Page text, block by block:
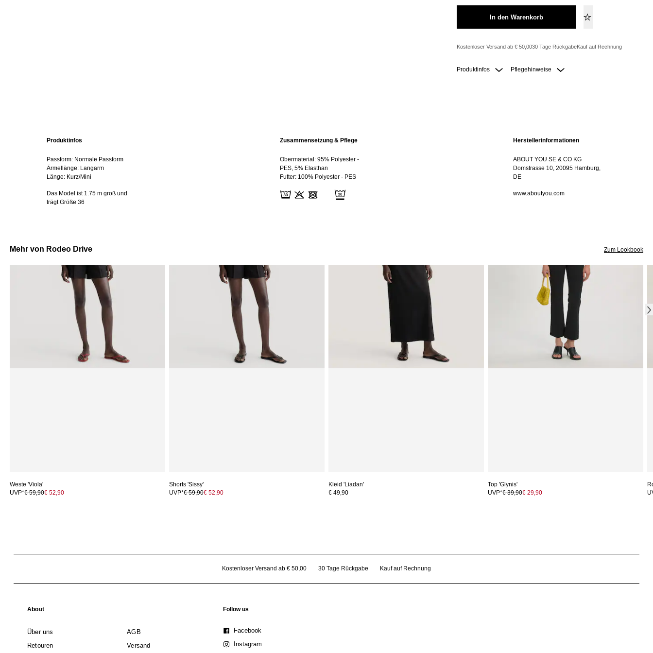
In den Warenkorb
Kostenloser Versand ab € 50,0030 Tage RückgabeKauf auf Rechnung
Produktinfos Pflegehinweise
Produktinfos
Passform: Normale Passform
Ärmellänge: Langarm
Länge: Kurz/Mini
Das Model ist 1.75 m groß und
trägt Größe 36
Zusammensetzung & Pflege
Obermaterial: 95% Polyester -
PES, 5% Elasthan
Futter: 100% Polyester - PES
Herstellerinformationen
ABOUT YOU SE & CO KG
Domstrasse 10, 20095 Hamburg,
DE
www.aboutyou.com
Mehr von Rodeo Drive Zum Lookbook
Weste 'Viola'
UVP*€ 59,90€ 52,90
Shorts 'Sissy'
UVP*€ 59,90€ 52,90
Kleid 'Liadan'
€ 49,90
Top 'Glynis'
UVP*€ 39,90€ 29,90
Kostenloser Versand ab € 50,00 30 Tage Rückgabe Kauf auf Rechnung
About
Über uns
AGB
Retouren
Versand
Follow us
Facebook
Instagram